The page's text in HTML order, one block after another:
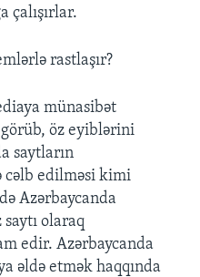
rastlaşır?
münasibət
öz eyiblərini
saytların
cəlb edilməsi kimi
Azərbaycanda
olaraq
edir. Azərbaycanda
əldə etmək haqqında